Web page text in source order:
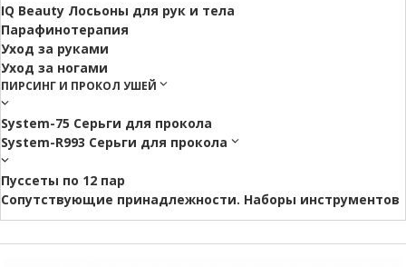
IQ Beauty Лосьоны для рук и тела
Парафинотерапия
Уход за руками
Уход за ногами
ПИРСИНГ И ПРОКОЛ УШЕЙ
System-75 Серьги для прокола
System-R993 Серьги для прокола
Пуссеты по 12 пар
Cопутствующие принадлежности. Наборы инструментов